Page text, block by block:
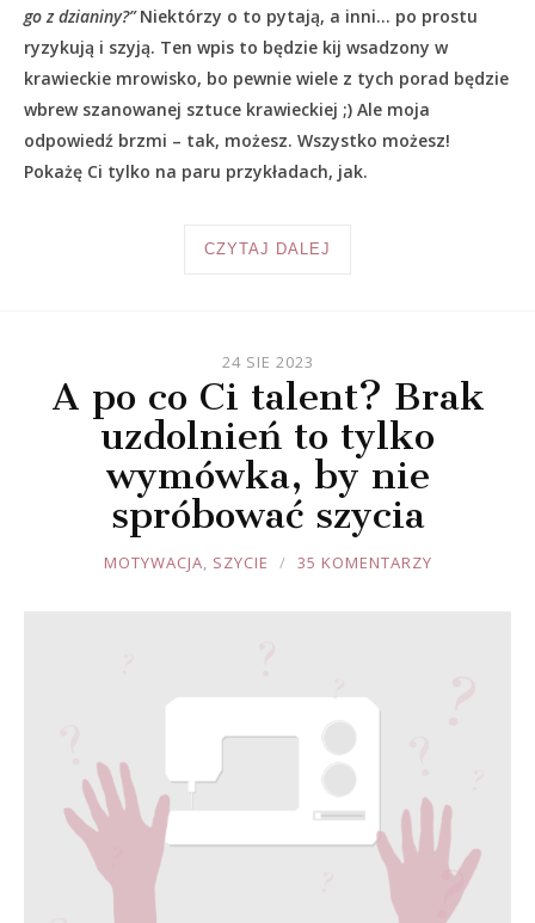
go z dzianiny?”Niektórzy o to pytają, a inni… po prostu
ryzykują i szyją. Ten wpis to będzie kij wsadzony w
krawieckie mrowisko, bo pewnie wiele z tych porad będzie
wbrew szanowanej sztuce krawieckiej ;) Ale moja
odpowiedź brzmi – tak, możesz. Wszystko możesz!
Pokażę Ci tylko na paru przykładach, jak.
CZYTAJ DALEJ
24 SIE 2023
A po co Ci talent? Brak
uzdolnień to tylko
wymówka, by nie
spróbować szycia
JOULE
MOTYWACJA, SZYCIE 35 KOMENTARZY